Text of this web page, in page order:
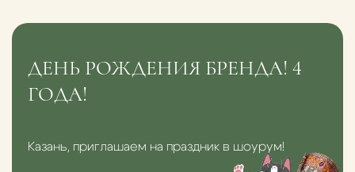
ДЕНЬ РОЖДЕНИЯ БРЕНДА! 4
ГОДА!
Казань, приглашаем на праздник в шоурум!